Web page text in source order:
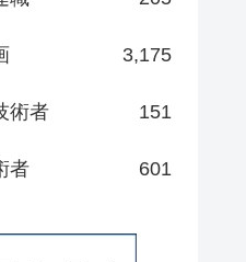
3,175
術者 151
者 601